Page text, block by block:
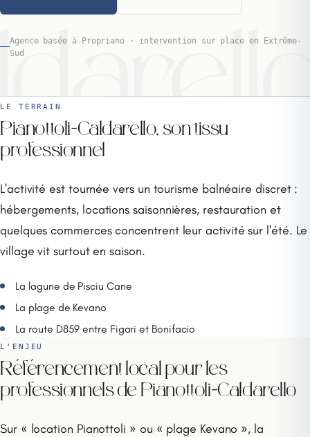
Agence basée à Propriano · intervention sur place en Extrême-
Sud
LE TERRAIN
Pianottoli-Caldarello, son tissu
professionnel
L'activité est tournée vers un tourisme balnéaire discret :
hébergements, locations saisonnières, restauration et
quelques commerces concentrent leur activité sur l'été. Le
village vit surtout en saison.
La lagune de Pisciu Cane
La plage de Kevano
La route D859 entre Figari et Bonifacio
L'ENJEU
Référencement local pour les
professionnels de Pianottoli-Caldarello
Sur « location Pianottoli » ou « plage Kevano », la